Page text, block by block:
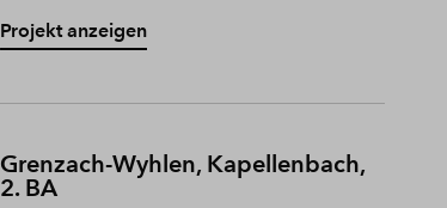
Projekt anzeigen
Grenzach-Wyhlen, Kapellenbach,
2. BA